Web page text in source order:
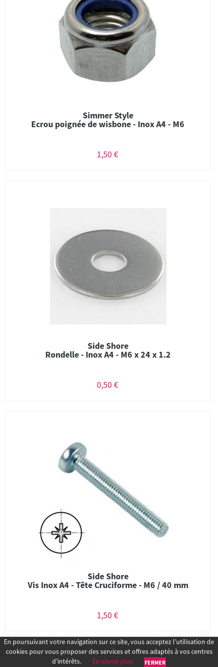
Simmer Style
Ecrou poignée de wisbone - Inox A4 - M6
1,50 €
Side Shore
Rondelle - Inox A4 - M6 x 24 x 1.2
0,50 €
Side Shore
Vis Inox A4 - Tête Cruciforme - M6 / 40 mm
1,50 €
En poursuivant votre navigation sur ce site, vous acceptez l’utilisation de
cookies pour vous proposer des services et offres adaptés à vos centres
d’intérêts.
En savoir plus FERMER